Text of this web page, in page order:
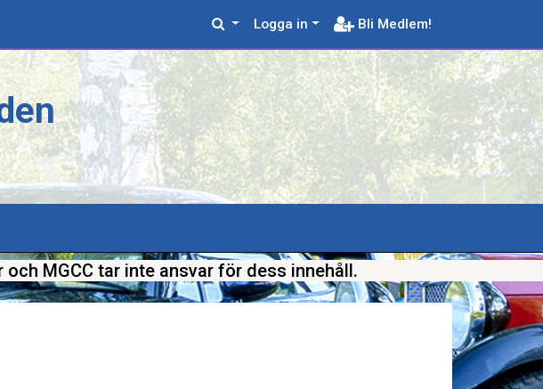
Logga in Bli Medlem!
MGCC tar inte ansvar för dess innehåll.